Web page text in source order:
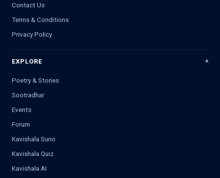
Contact Us
Terms & Conditions
Privacy Policy
EXPLORE
Poetry & Stories
Sootradhar
Events
Forum
Kavishala Suno
Kavishala Quiz
Kavishala AI